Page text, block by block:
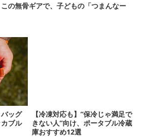
の無骨ギアで、子どもの「つまんなー
ッグ
ブル
【冷凍対応も】“保冷じゃ満足で
きない人”向け、ポータブル冷蔵
庫おすすめ12選